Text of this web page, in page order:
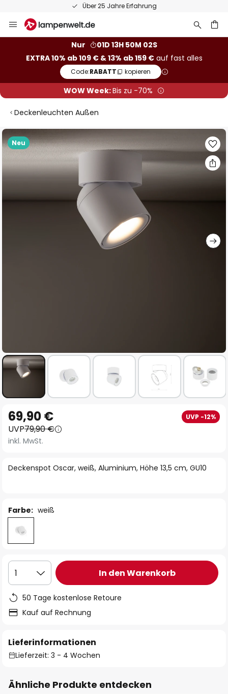
Über 25 Jahre Erfahrung
Inhalt
Nur
01D 13H 50M 02S
EXTRA 10% ab 109 € & 13% ab 159 €auf fast alles
Code:RABATT kopieren
WOW Week:Bis zu -70%
Deckenleuchten Außen
Neu
Zum
Ende
der
Bildgalerie
Anfang
der
Bildgalerie
Deckenspot Oscar, weiß, Aluminium, Höhe 13,5 cm, GU10
69,90 € UVP -12%
UVP79,90 €
inkl. MwSt.
Farbe: weiß
1 In den Warenkorb
50 Tage kostenlose Retoure
Kauf auf Rechnung
Lieferinformationen
Lieferzeit: 3 - 4 Wochen
Ähnliche Produkte entdecken